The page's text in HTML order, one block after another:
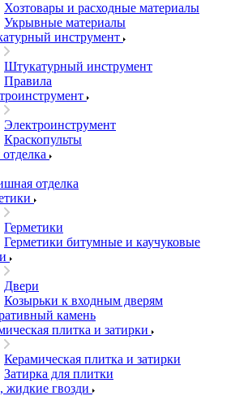
Хозтовары и расходные материалы
Укрывные материалы
инструмент
Штукатурный инструмент
Правила
Электроинструмент
Краскопульты
отделка
Герметики
Герметики битумные и каучуковые
Двери
Козырьки к входным дверям
камень
плитка и затирки
Керамическая плитка и затирки
Затирка для плитки
жидкие гвозди